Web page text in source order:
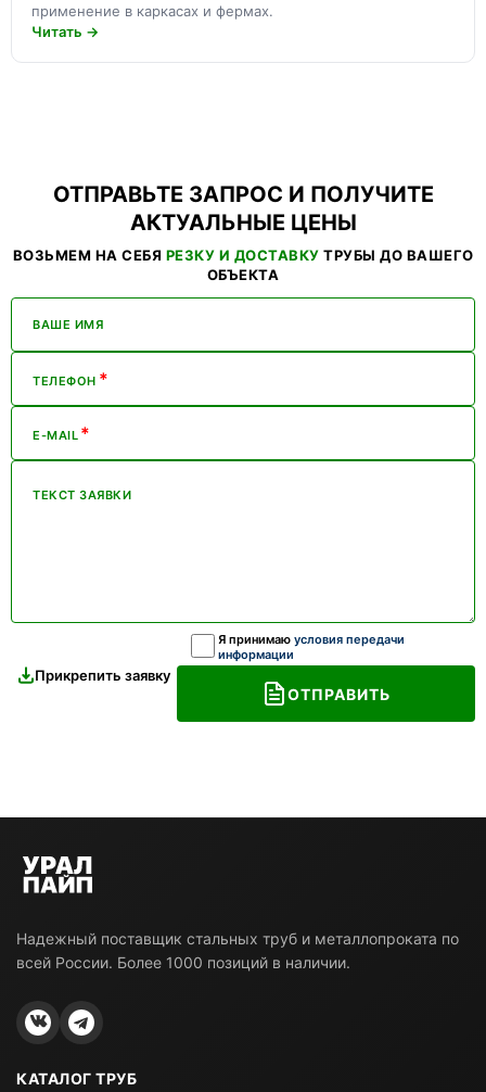
применение в каркасах и фермах.
Читать →
ОТПРАВЬТЕ ЗАПРОС И ПОЛУЧИТЕ
АКТУАЛЬНЫЕ ЦЕНЫ
ВОЗЬМЕМ НА СЕБЯ РЕЗКУ И ДОСТАВКУ ТРУБЫ ДО ВАШЕГО
ОБЪЕКТА
ВАШЕ ИМЯ
ТЕЛЕФОН *
E-MAIL *
ТЕКСТ ЗАЯВКИ
Прикрепить заявку
Я принимаю условия передачи
информации
ОТПРАВИТЬ
Надежный поставщик стальных труб и металлопроката по
всей России. Более 1000 позиций в наличии.
КАТАЛОГ ТРУБ